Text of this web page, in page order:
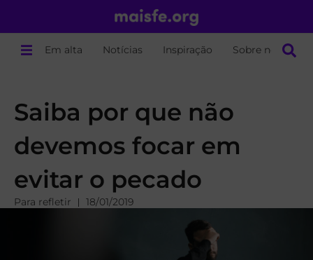
Em alta Notícias Inspiração Sobre nós
Saiba por que não
devemos focar em
evitar o pecado
Para refletir 18/01/2019